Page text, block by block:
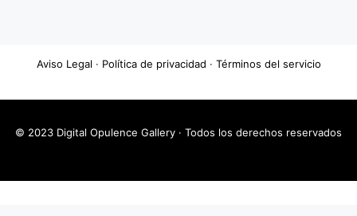
Aviso Legal · Política de privacidad · Términos del servicio
© 2023 Digital Opulence Gallery · Todos los derechos reservados